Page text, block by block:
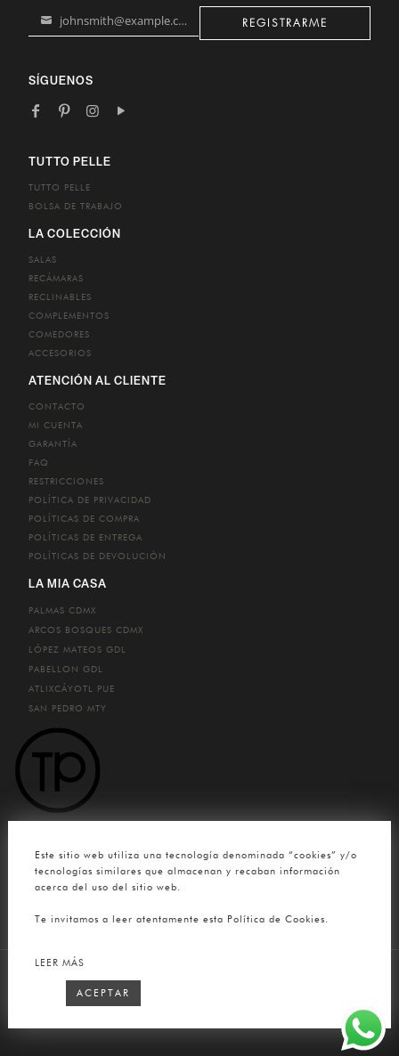
Your
johnsmith@example.com REGISTRARME
SÍGUENOS
TUTTO PELLE
TUTTO PELLE
BOLSA DE TRABAJO
LA COLECCIÓN
SALAS
RECÁMARAS
RECLINABLES
COMPLEMENTOS
COMEDORES
ACCESORIOS
ATENCIÓN AL CLIENTE
CONTACTO
MI CUENTA
GARANTÍA
FAQ
RESTRICCIONES
POLÍTICA DE PRIVACIDAD
POLÍTICAS DE COMPRA
POLÍTICAS DE ENTREGA
POLÍTICAS DE DEVOLUCIÓN
LA MIA CASA
PALMAS CDMX
ARCOS BOSQUES CDMX
LÓPEZ MATEOS GDL
PABELLON GDL
ATLIXCÁYOTL PUE
SAN PEDRO MTY
(33) 4780 0904
contacto@tuttopelle.mx
Este sitio web utiliza una tecnología denominada “cookies” y/o
tecnologías similares que almacenan y recaban información
acerca del uso del sitio web.
Te invitamos a leer atentamente esta Política de Cookies.
LEER MÁS
ACEPTAR